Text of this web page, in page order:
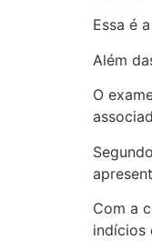
Essa é
Além
O
Com a
indícios